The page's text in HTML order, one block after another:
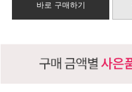
바로 구매하기